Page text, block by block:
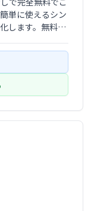
単に使えるシン
します。無料な